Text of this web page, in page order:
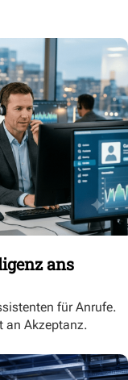
ans
für Anrufe.
an Akzeptanz.